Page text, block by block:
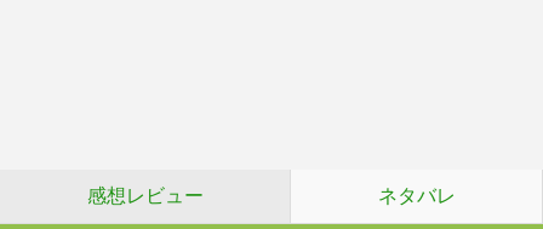
感想レビュー ネタバレ